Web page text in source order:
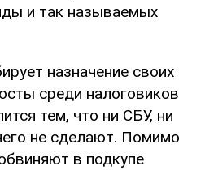
и так называемых
назначение своих
среди налоговиков
тем, что ни СБУ, ни
не сделают. Помимо
в подкупе